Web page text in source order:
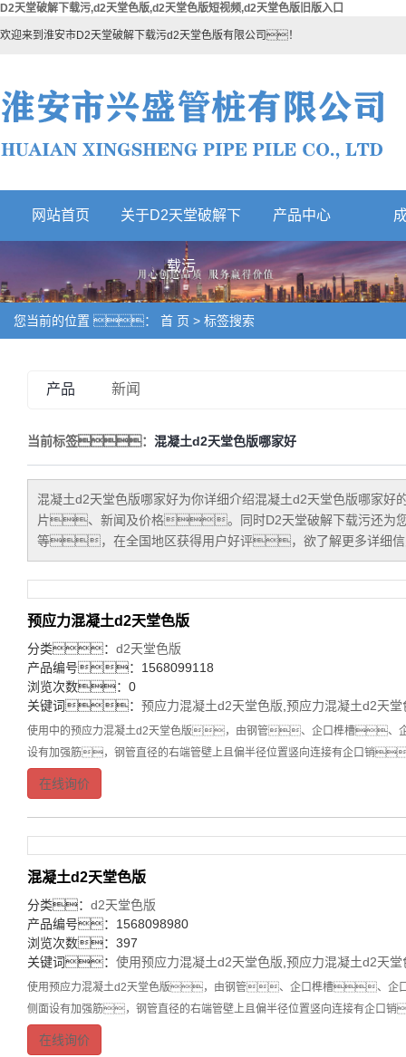
D2天堂破解下载污,d2天堂色版,d2天堂色版短视频,d2天堂色版旧版入口
欢迎来到淮安市D2天堂破解下载污d2天堂色版有限公司！
网站首页 关于D2天堂破解下
载污
产品中心
热门产品
您当前的位置 ： 首 页 > 标签搜索
产品 新闻
当前标签： 混凝土d2天堂色版哪家好
混凝土d2天堂色版哪家好为你详细介绍混凝土d2天堂色版哪家好
片、新闻及价格。同时D2天堂破解下载污还为
等，在全国地区获得用户好评，欲了解更多详细信
预应力混凝土d2天堂色版
分类： d2天堂色版
产品编号：1568099118
浏览次数：0
关键词： 预应力混凝土d2天堂色版 预应力混凝土d2天堂
使用中的预应力混凝土d2天堂色版，由钢管、企口榫槽、
设有加强筋，钢管直径的右端管壁上且偏半径位置竖向连接有企口销
在线询价
混凝土d2天堂色版
分类： d2天堂色版
产品编号：1568098980
浏览次数：397
关键词： 使用预应力混凝土d2天堂色版 预应力混凝土d2天堂
使用预应力混凝土d2天堂色版，由钢管、企口榫槽、企
侧面设有加强筋，钢管直径的右端管壁上且偏半径位置竖向连接有企口
在线询价